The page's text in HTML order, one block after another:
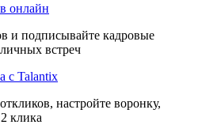
онлайн
и подписывайте кадровые
встреч
с Talantix
настройте воронку,
клика